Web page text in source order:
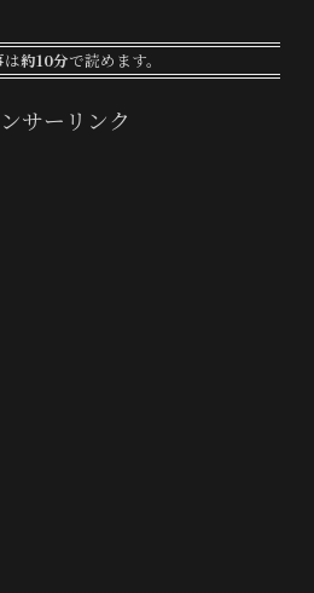
は約10分で読めます。
サーリンク